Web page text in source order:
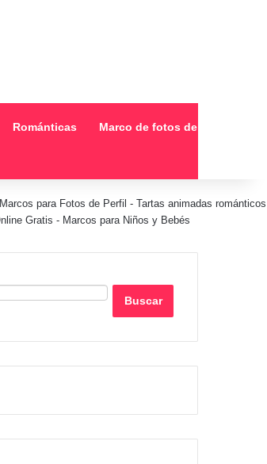
Románticas Marco de fotos de collage
Marcos para Fotos de Perfil - Tartas animadas románticos
Gratis - Marcos para Niños y Bebés